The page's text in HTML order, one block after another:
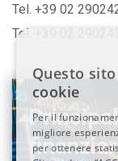
Tel. +39 02
Tel. +39 02
Questo
cookie
Per il
migliore
per ottenere